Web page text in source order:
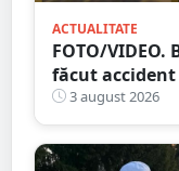
ACTUALITATE
FOTO/
făcut
de trecători
3 august 2026